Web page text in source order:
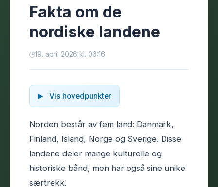
Fakta om de
nordiske landene
19. april 2026 kl. 06:16
Vis hovedpunkter
Norden består av fem land: Danmark,
Finland, Island, Norge og Sverige. Disse
landene deler mange kulturelle og
historiske bånd, men har også sine unike
særtrekk.